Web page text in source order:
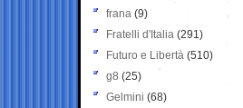
frana (9)
Fratelli d'Italia (291)
Futuro e Libertà (510)
g8 (25)
Gelmini (68)